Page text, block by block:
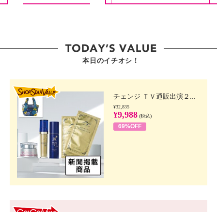
本日のイチオシ！
チェンジ ＴＶ通販出演２...
¥32,835
¥9,988 (税込)
69%OFF